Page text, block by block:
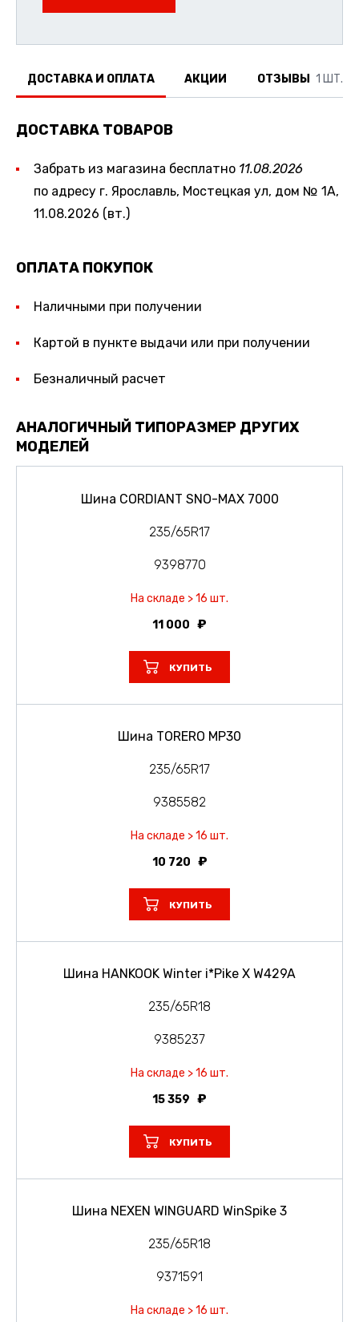
ДОСТАВКА И ОПЛАТА АКЦИИ ОТЗЫВЫ 1 ШТ.
ДОСТАВКА ТОВАРОВ
Забрать из магазина бесплатно 11.08.2026
по адресу г. Ярославль, Мостецкая ул, дом № 1А,
11.08.2026 (вт.)
ОПЛАТА ПОКУПОК
Наличными при получении
Картой в пункте выдачи или при получении
Безналичный расчет
АНАЛОГИЧНЫЙ ТИПОРАЗМЕР ДРУГИХ
МОДЕЛЕЙ
Шина CORDIANT SNO-MAX 7000
235/65R17
9398770
На складе > 16 шт.
11 000
КУПИТЬ
Шина TORERO MP30
235/65R17
9385582
На складе > 16 шт.
10 720
КУПИТЬ
Шина HANKOOK Winter i*Pike X W429A
235/65R18
9385237
На складе > 16 шт.
15 359
КУПИТЬ
Шина NEXEN WINGUARD WinSpike 3
235/65R18
9371591
На складе > 16 шт.